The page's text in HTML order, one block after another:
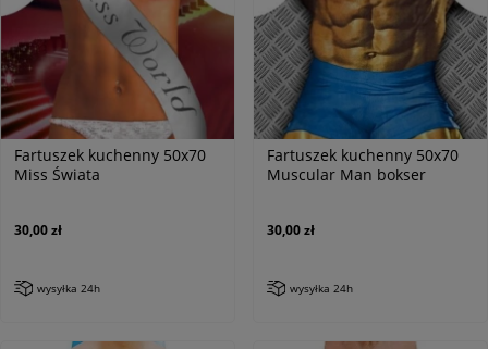
Fartuszek kuchenny 50x70
Miss Świata
30,00 zł
wysyłka 24h
Fartuszek kuchenny 50x70
Muscular Man bokser
30,00 zł
wysyłka 24h